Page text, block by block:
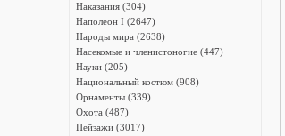
Наказания (304)
Наполеон I (2647)
Народы мира (2638)
Насекомые и членистоногие (447)
Науки (205)
Национальный костюм (908)
Орнаменты (339)
Охота (487)
Пейзажи (3017)